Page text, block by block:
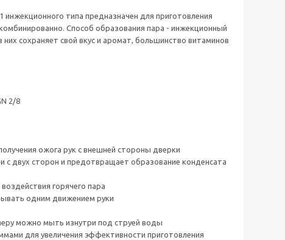
типа предназначен для приготовления
Способ образования пара - инжекционный
сохраняет свой вкус и аромат, большинство витаминов
2/8
ожога рук с внешней стороны дверки
двух сторон и предотвращает образование конденсата
горячего пара
одним движением руки
можно мыть изнутри под струей воды
для увеличения эффективности приготовления